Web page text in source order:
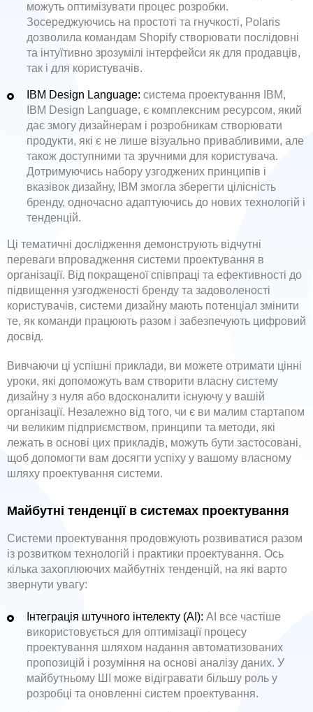
можуть оптимізувати процес розробки.
Зосереджуючись на простоті та гнучкості, Polaris
дозволила командам Shopify створювати послідовні
та інтуїтивно зрозумілі інтерфейси як для продавців,
так і для користувачів.
IBM Design Language: система проектування IBM,
IBM Design Language, є комплексним ресурсом, який
дає змогу дизайнерам і розробникам створювати
продукти, які є не лише візуально привабливими, але
також доступними та зручними для користувача.
Дотримуючись набору узгоджених принципів і
вказівок дизайну, IBM змогла зберегти цілісність
бренду, одночасно адаптуючись до нових технологій і
тенденцій.
Ці тематичні дослідження демонструють відчутні
переваги впровадження системи проектування в
організації. Від покращеної співпраці та ефективності до
підвищення узгодженості бренду та задоволеності
користувачів, системи дизайну мають потенціал змінити
те, як команди працюють разом і забезпечують цифровий
досвід.
Вивчаючи ці успішні приклади, ви можете отримати цінні
уроки, які допоможуть вам створити власну систему
дизайну з нуля або вдосконалити існуючу у вашій
організації. Незалежно від того, чи є ви малим стартапом
чи великим підприємством, принципи та методи, які
лежать в основі цих прикладів, можуть бути застосовані,
щоб допомогти вам досягти успіху у вашому власному
шляху проектування системи.
Майбутні тенденції в системах проектування
Системи проектування продовжують розвиватися разом
із розвитком технологій і практики проектування. Ось
кілька захоплюючих майбутніх тенденцій, на які варто
звернути увагу:
Інтеграція штучного інтелекту (AI): AI все частіше
використовується для оптимізації процесу
проектування шляхом надання автоматизованих
пропозицій і розуміння на основі аналізу даних. У
майбутньому ШІ може відігравати більшу роль у
розробці та оновленні систем проектування.